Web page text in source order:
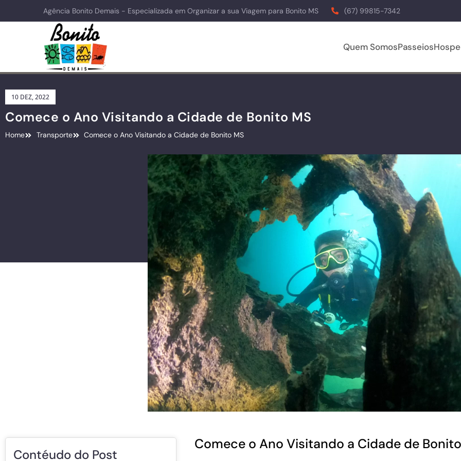
Agência Bonito Demais - Especializada em Organizar a sua Viagem para Bonito MS (67) 99815-7342
Quem SomosPasseios
10 DEZ, 2022
Comece o Ano Visitando a Cidade de Bonito MS
Home Transporte Comece o Ano Visitando a Cidade de Bonito MS
Contéudo do Post
Comece o Ano Visitando a Cidade de